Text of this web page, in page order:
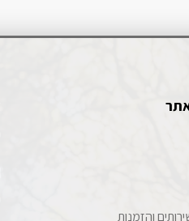
והזמנות